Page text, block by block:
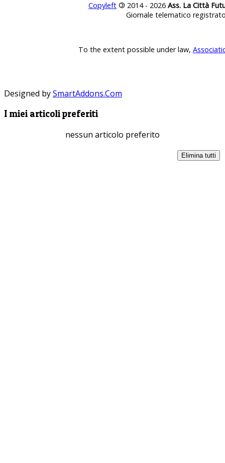
Copyleft © 2014 - 2026 Ass. La Città
Giornale telematico
To the extent possible under law,
Designed bySmartAddons.Com
I miei articoli preferiti
nessun articolo preferito